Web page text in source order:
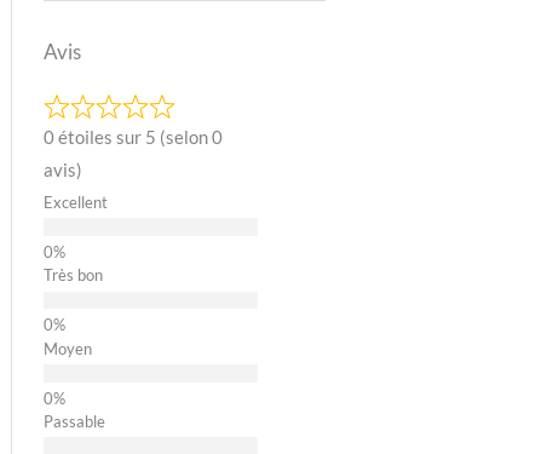
Avis
0 étoiles sur 5 (selon 0
avis)
Excellent
Très bon
Moyen
Passable